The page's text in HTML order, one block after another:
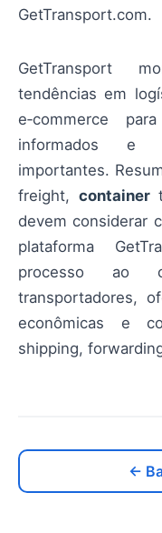
GetTransport.com.
GetTransport
tendências em
e‑commerce
informados e
importantes.
freight, container
devem considerar
plataforma
processo ao
transportadores,
econômicas e
shipping,
←